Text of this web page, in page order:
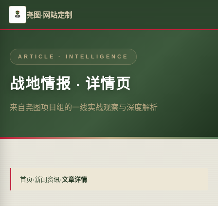
尧图·网站定制
ARTICLE · INTELLIGENCE
战地情报 · 详情页
来自尧图项目组的一线实战观察与深度解析
首页›新闻资讯›文章详情